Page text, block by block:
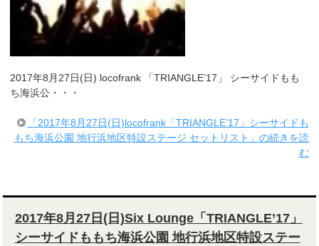
2017年8月27日(日) locofrank 「TRIANGLE’17」 シーサイドもも
ち海浜公・・・
「2017年8月27日(日)locofrank「TRIANGLE’17」シーサイドも
もち海浜公園 地行浜地区特設ステージ セットリスト」の続きを読
む
2017年8月27日(日)Six Lounge「TRIANGLE’17」
シーサイドももち海浜公園 地行浜地区特設ステー